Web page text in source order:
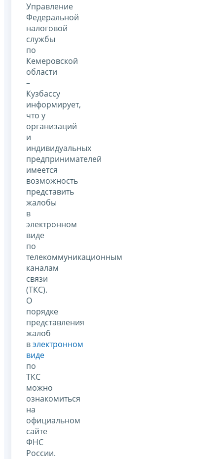
Управление
Федеральной
налоговой
службы
по
Кемеровской
области
–
Кузбассу
информирует,
что у
организаций
и
индивидуальных
предпринимателей
имеется
возможность
представить
жалобы
в
электронном
виде
по
телекоммуникационным
каналам
связи
(ТКС).
О
порядке
представления
жалоб
вэлектронном
виде
по
ТКС
можно
ознакомиться
на
официальном
сайте
ФНС
России.